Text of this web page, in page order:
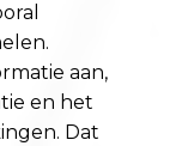
aan,
en het
Dat